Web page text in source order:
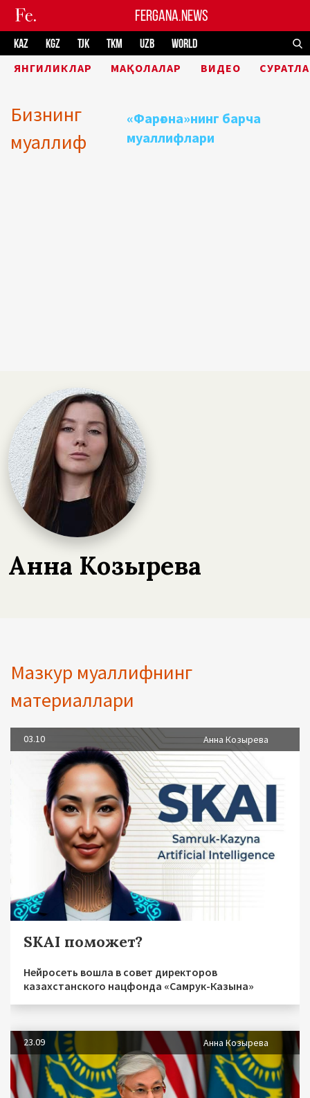
FERGANA.NEWS
KAZ KGZ TJK TKM UZB WORLD
ЯНГИЛИКЛАР МАҚОЛАЛАР ВИДЕО
Бизнинг
муаллиф
«Фарғона»нинг барча
муаллифлари
Анна Козырева
Мазкур муаллифнинг
материаллари
03.10 Анна Козырева
SKAI поможет?
Нейросеть вошла в совет директоров
казахстанского нацфонда «Самрук-Казына»
23.09 Анна Козырева